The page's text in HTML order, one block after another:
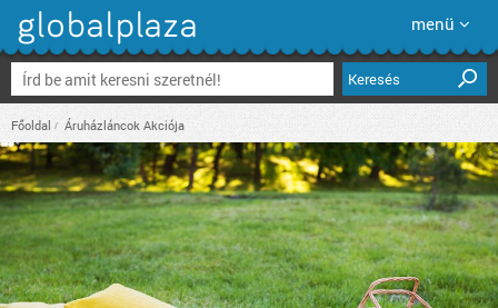
menü
Keresés
Főoldal Áruházláncok Akciója